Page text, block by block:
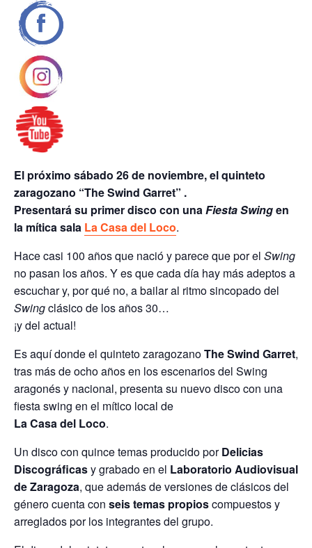
El próximo sábado 26 de noviembre, el quinteto
zaragozano “The Swind Garret” .
Presentará su primer disco con unaFiesta Swingen
la mítica sala La Casa del Loco.
Hace casi 100 años que nació y parece que por el Swing
no pasan los años. Y es que cada día hay más adeptos a
escuchar y, por qué no, a bailar al ritmo sincopado del
Swingclásico de los años 30…
¡y del actual!
Es aquí donde el quinteto zaragozanoThe Swind Garret,
tras más de ocho años en los escenarios del Swing
aragonés y nacional, presenta su nuevo disco con una
fiesta swing en el mítico local de
La Casa del Loco.
Un disco con quince temas producido porDelicias
Discográficasy grabado en el Laboratorio Audiovisual
de Zaragoza, que además de versiones de clásicos del
género cuenta con seis temas propioscompuestos y
arreglados por los integrantes del grupo.